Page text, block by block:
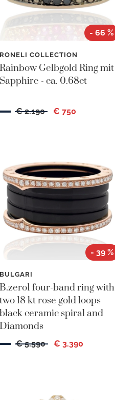
- 66 %
RONELI COLLECTION
Rainbow Gelbgold Ring mit
Sapphire - ca. 0.68ct
€ 2.190 € 750
- 39 %
BULGARI
B.zero1 four-band ring with
two 18 kt rose gold loops
black ceramic spiral and
Diamonds
€ 5.590 € 3.390